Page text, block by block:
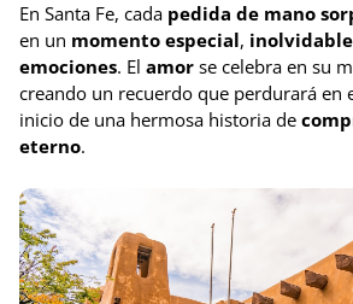
En Santa Fe, cada pedida de mano
en un momento especial, inolvidable
emociones. El amor se celebra en su
creando un recuerdo que perdurará en
inicio de una hermosa historia de
eterno.